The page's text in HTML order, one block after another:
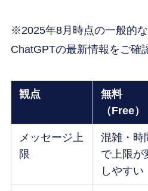
※2025年8月時点の一般的
ChatGPTの最新情報をご確
観点
無料
（Free）
メッセージ上
限
混雑・時
で上限が
しやすい